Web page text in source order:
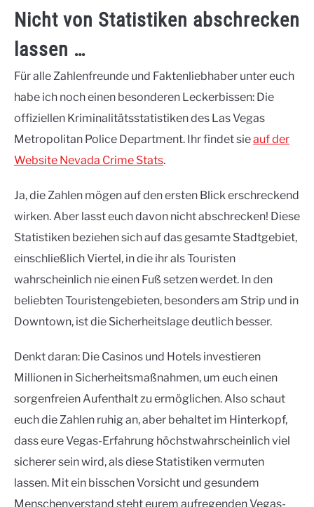
Nicht von Statistiken abschrecken
lassen …
Für alle Zahlenfreunde und Faktenliebhaber unter euch
habe ich noch einen besonderen Leckerbissen: Die
offiziellen Kriminalitätsstatistiken des Las Vegas
Metropolitan Police Department. Ihr findet sieauf der
Website Nevada Crime Stats.
Ja, die Zahlen mögen auf den ersten Blick erschreckend
wirken. Aber lasst euch davon nicht abschrecken! Diese
Statistiken beziehen sich auf das gesamte Stadtgebiet,
einschließlich Viertel, in die ihr als Touristen
wahrscheinlich nie einen Fuß setzen werdet. In den
beliebten Touristengebieten, besonders am Strip und in
Downtown, ist die Sicherheitslage deutlich besser.
Denkt daran: Die Casinos und Hotels investieren
Millionen in Sicherheitsmaßnahmen, um euch einen
sorgenfreien Aufenthalt zu ermöglichen. Also schaut
euch die Zahlen ruhig an, aber behaltet im Hinterkopf,
dass eure Vegas-Erfahrung höchstwahrscheinlich viel
sicherer sein wird, als diese Statistiken vermuten
lassen. Mit ein bisschen Vorsicht und gesundem
Menschenverstand steht eurem aufregenden Vegas-